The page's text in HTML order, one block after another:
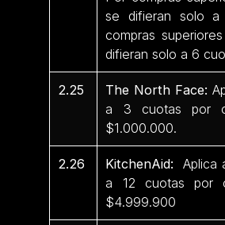
se difieran solo
compras
difieran solo a 6
2.25 The North Face:
a 3 cuotas por
$1.000.000.
2.26 KitchenAid:Aplica
a 12 cuotas por
$4.999.900